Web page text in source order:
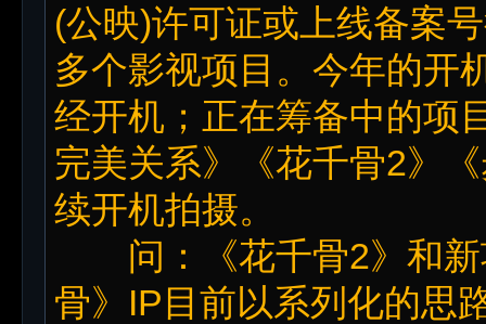
(公映)许可证或上线备案
多个影视项目。今年的开
经开机；正在筹备中的项
完美关系》《花千骨2》
续开机拍摄。
问：《花千骨2》和新
骨》IP目前以系列化的思